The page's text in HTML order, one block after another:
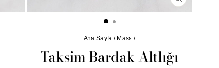
KAPAT
(ESC)
Ana Sayfa / Masa /
Taksim Bardak Altlığı